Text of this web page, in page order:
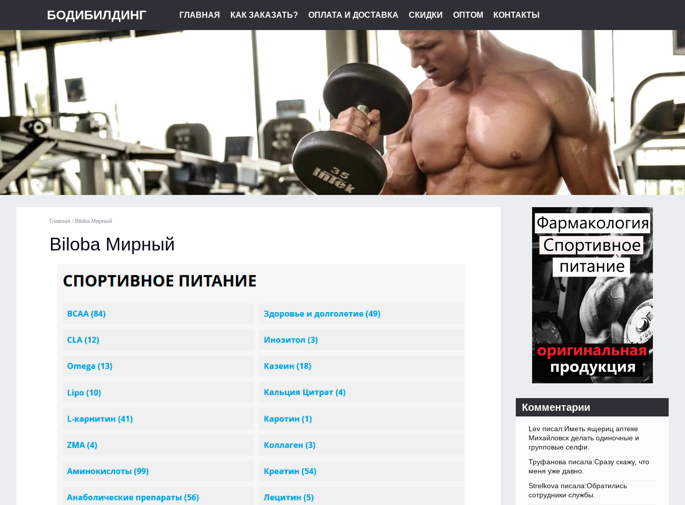
БОДИБИЛДИНГ ГЛАВНАЯ КАК ЗАКАЗАТЬ? ОПЛАТА И ДОСТАВКА СКИДКИ ОПТОМ КОНТАКТЫ
Главная / Biloba Мирный
Biloba Мирный
Комментарии
Lev писал:Иметь ящериц аптеке
Михайловск делать одиночные и
групповые селфи.
Труфанова писала:Сразу скажу, что
меня уже давно.
Strelkova писала:Обратились
сотрудники службы.